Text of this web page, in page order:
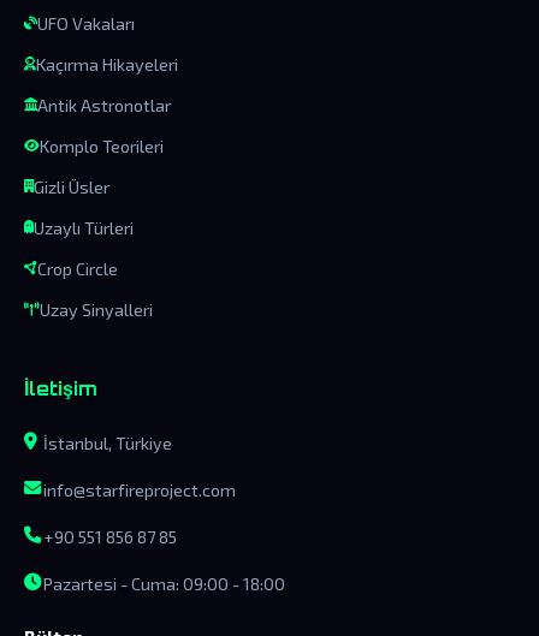
UFO Vakaları
Kaçırma Hikayeleri
Antik Astronotlar
Komplo Teorileri
Gizli Üsler
Uzaylı Türleri
Crop Circle
Uzay Sinyalleri
İletişim
İstanbul, Türkiye
info@starfireproject.com
+90 551 856 87 85
Pazartesi - Cuma: 09:00 - 18:00